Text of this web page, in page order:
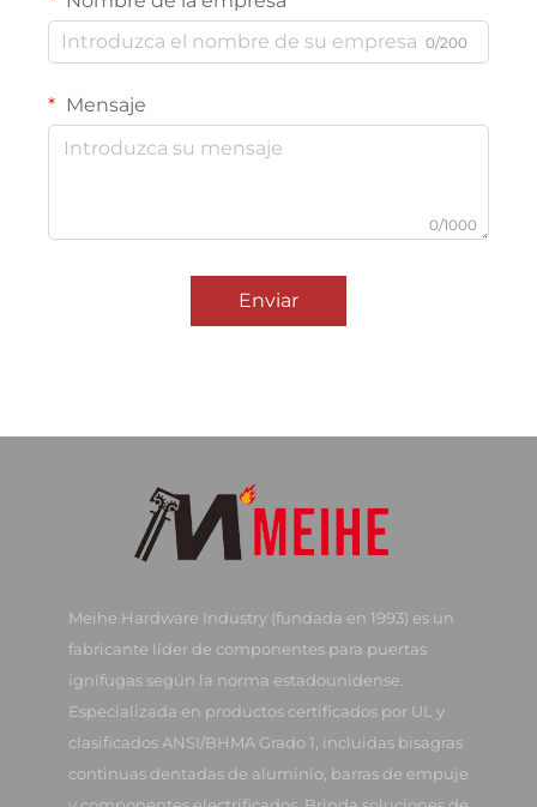
0/200
Mensaje
0/1000
Enviar
Meihe Hardware Industry (fundada en 1993) es un
fabricante líder de componentes para puertas
ignífugas según la norma estadounidense.
Especializada en productos certificados por UL y
clasificados ANSI/BHMA Grado 1, incluidas bisagras
continuas dentadas de aluminio, barras de empuje